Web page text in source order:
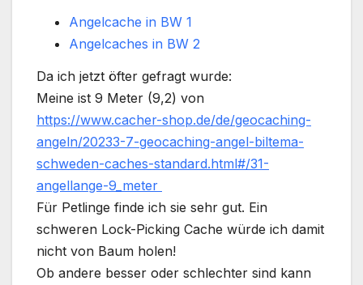
Angelcache in BW 1
Angelcaches in BW 2
Da ich jetzt öfter gefragt wurde:
Meine ist 9 Meter (9,2) von
https://www.cacher-shop.de/de/geocaching-
angeln/20233-7-geocaching-angel-biltema-
schweden-caches-standard.html#/31-
angellange-9_meter
Für Petlinge finde ich sie sehr gut. Ein
schweren Lock-Picking Cache würde ich damit
nicht von Baum holen!
Ob andere besser oder schlechter sind kann